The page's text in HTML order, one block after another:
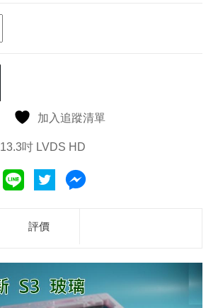
加入追蹤清單
13.3吋 LVDS HD
評價